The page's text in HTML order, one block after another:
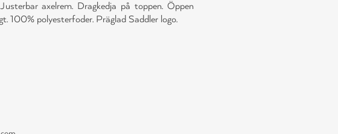
axelrem. Dragkedja på toppen. Öppen
100% polyesterfoder. Präglad Saddler logo.